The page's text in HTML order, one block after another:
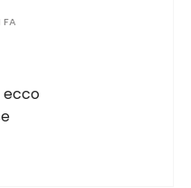
FA
ecco